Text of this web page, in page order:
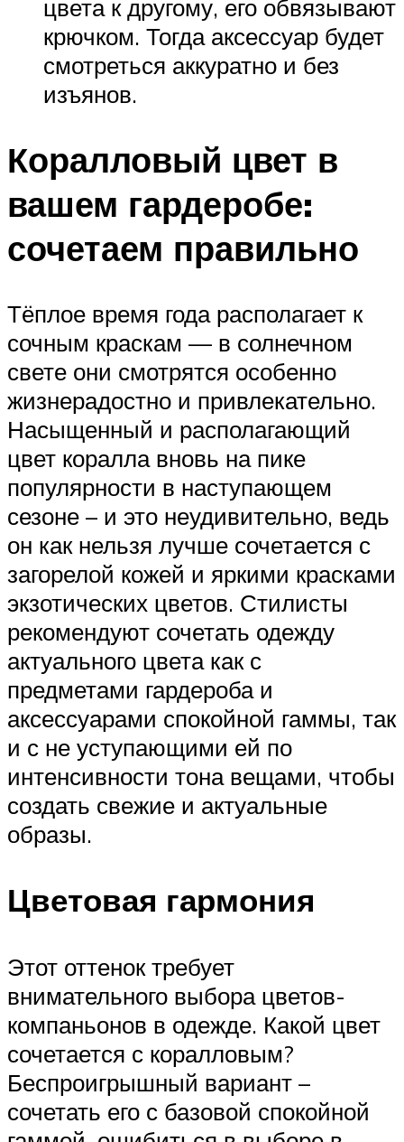
цвета к другому, его обвязывают
крючком. Тогда аксессуар будет
смотреться аккуратно и без
изъянов.
Коралловый цвет в
вашем гардеробе:
сочетаем правильно
Тёплое время года располагает к
сочным краскам — в солнечном
свете они смотрятся особенно
жизнерадостно и привлекательно.
Насыщенный и располагающий
цвет коралла вновь на пике
популярности в наступающем
сезоне – и это неудивительно, ведь
он как нельзя лучше сочетается с
загорелой кожей и яркими красками
экзотических цветов. Стилисты
рекомендуют сочетать одежду
актуального цвета как с
предметами гардероба и
аксессуарами спокойной гаммы, так
и с не уступающими ей по
интенсивности тона вещами, чтобы
создать свежие и актуальные
образы.
Цветовая гармония
Этот оттенок требует
внимательного выбора цветов-
компаньонов в одежде. Какой цвет
сочетается с коралловым?
Беспроигрышный вариант –
сочетать его с базовой спокойной